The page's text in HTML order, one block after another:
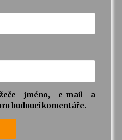
jméno, e-mail a
budoucí komentáře.